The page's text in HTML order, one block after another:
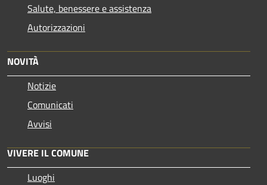
Salute, benessere e assistenza
Autorizzazioni
NOVITÀ
Notizie
Comunicati
Avvisi
VIVERE IL COMUNE
Luoghi